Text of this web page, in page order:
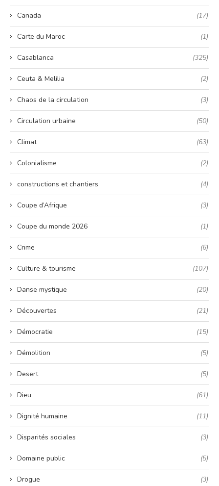
Canada (17)
Carte du Maroc (1)
Casablanca (325)
Ceuta & Melilia (2)
Chaos de la circulation (3)
Circulation urbaine (50)
Climat (63)
Colonialisme (2)
constructions et chantiers (4)
Coupe d’Afrique (3)
Coupe du monde 2026 (1)
Crime (6)
Culture & tourisme (107)
Danse mystique (20)
Découvertes (21)
Démocratie (15)
Démolition (5)
Desert (5)
Dieu (61)
Dignité humaine (11)
Disparités sociales (3)
Domaine public (5)
Drogue (3)